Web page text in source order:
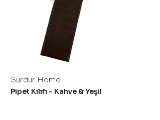
Sürdür Home
Pipet Kılıfı - Kahve & Yeşil